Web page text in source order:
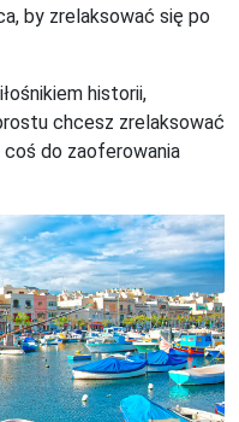
by zrelaksować się po
historii,
chcesz zrelaksować
coś do zaoferowania